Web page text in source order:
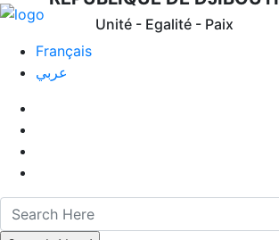
Unité - Egalité - Paix
Français
عربي